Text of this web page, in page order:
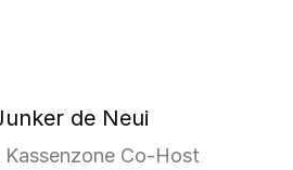
de Neui
Kassenzone Co-Host